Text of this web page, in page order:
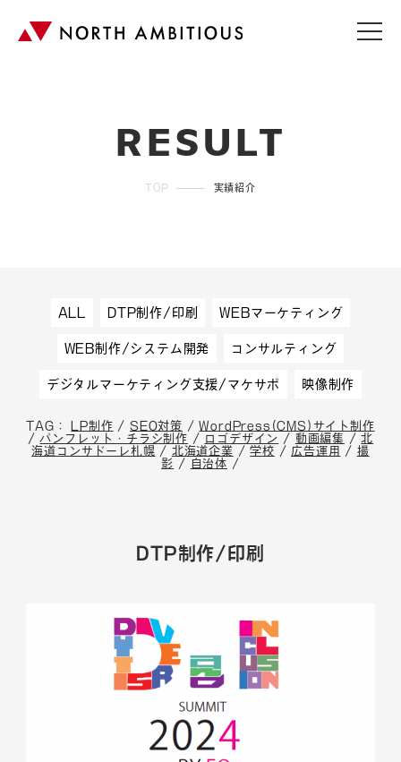
RESULT
TOP 実績紹介
ALL DTP制作/印刷 WEBマーケティング
WEB制作/システム開発 コンサルティング
デジタルマーケティング支援/マケサポ 映像制作
TAG： LP制作 / SEO対策 /WordPress(CMS)サイト制作
/パンフレット・チラシ制作 / ロゴデザイン / 動画編集 /北
海道コンサドーレ札幌 / 北海道企業 /学校 / 広告運用 / 撮
影 / 自治体 /
DTP制作/印刷